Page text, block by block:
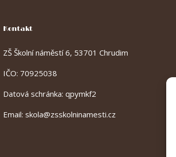
Kontakt
ZŠ Školní náměstí 6, 53701 Chrudim
IČO: 70925038
Datová schránka: qpymkf2
Email: skola@zsskolninamesti.cz